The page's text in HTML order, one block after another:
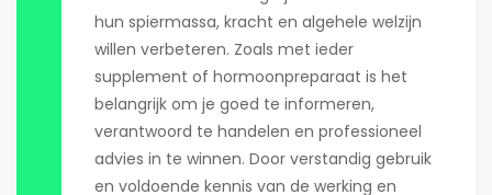
hun spiermassa, kracht en algehele welzijn
willen verbeteren. Zoals met ieder
supplement of hormoonpreparaat is het
belangrijk om je goed te informeren,
verantwoord te handelen en professioneel
advies in te winnen. Door verstandig gebruik
en voldoende kennis van de werking en